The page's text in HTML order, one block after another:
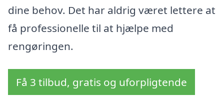
dine behov. Det har aldrig været lettere at
få professionelle til at hjælpe med
rengøringen.
Få 3 tilbud, gratis og uforpligtende